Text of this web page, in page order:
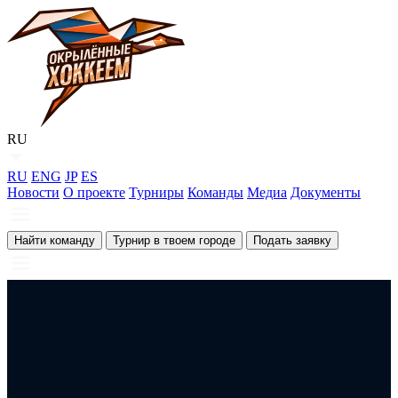
RU
RU ENG JP ES
Новости О проекте Турниры Команды Медиа Документы
Найти команду Турнир в твоем городе Подать заявку